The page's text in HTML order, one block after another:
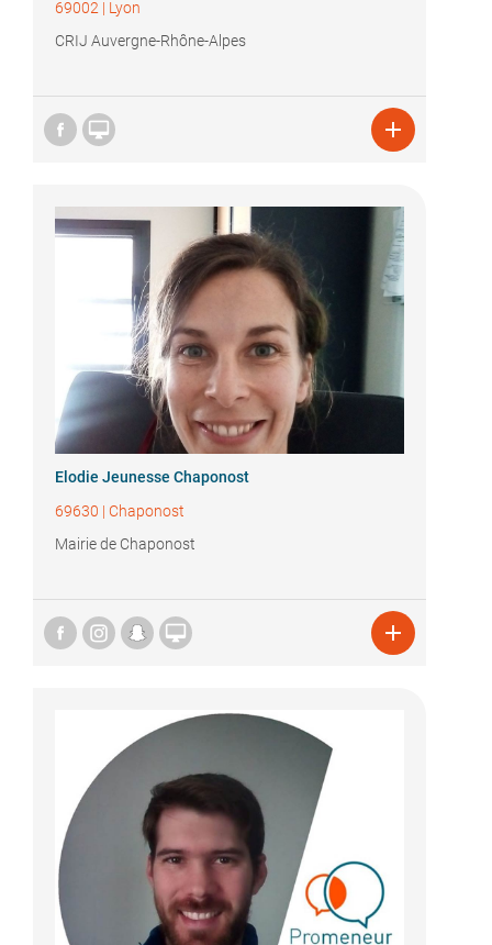
69002 | Lyon
CRIJ Auvergne-Rhône-Alpes
 
Elodie Jeunesse Chaponost
69630 | Chaponost
Mairie de Chaponost
 